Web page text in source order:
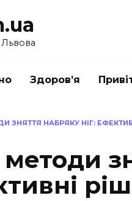
Здоров’я
ЗНЯТТЯ НАБРЯКУ НІГ: